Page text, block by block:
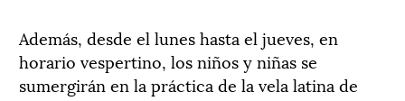
Además, desde el lunes hasta el jueves, en
horario vespertino, los niños y niñas se
sumergirán en la práctica de la vela latina de